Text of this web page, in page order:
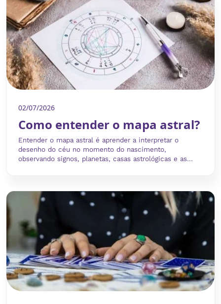
02/07/2026
Como entender o mapa astral?
Entender o mapa astral é aprender a interpretar o
desenho do céu no momento do nascimento,
observando signos, planetas, casas astrológicas e as...